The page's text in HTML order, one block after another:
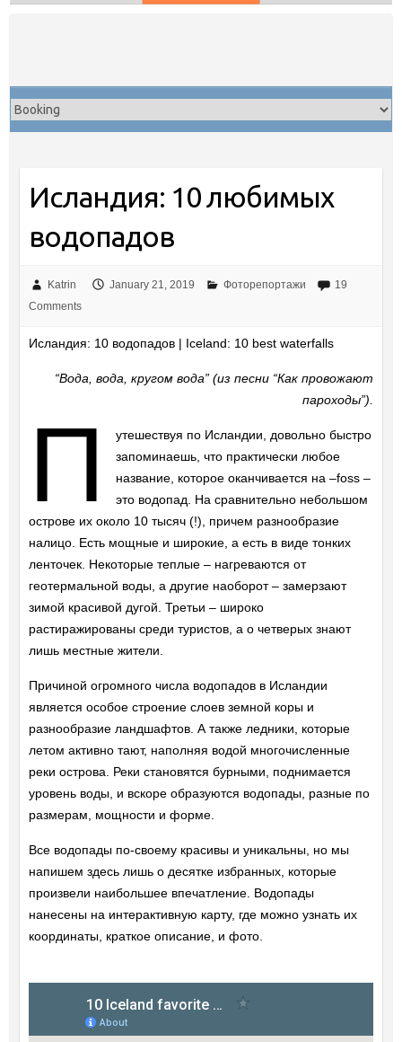
Исландия: 10 любимых
водопадов
Katrin January 21, 2019 Фоторепортажи
19
Comments
Исландия: 10 водопадов | Iceland: 10 best waterfalls
“Вода, вода, кругом вода” (из песни “Как провожают
пароходы”).
П
утешествуя по Исландии, довольно быстро
запоминаешь, что практически любое
название, которое оканчивается на –foss –
это водопад. На сравнительно небольшом
острове их около 10 тысяч (!), причем разнообразие
налицо. Есть мощные и широкие, а есть в виде тонких
ленточек. Некоторые теплые – нагреваются от
геотермальной воды, а другие наоборот – замерзают
зимой красивой дугой. Третьи – широко
растиражированы среди туристов, а о четверых знают
лишь местные жители.
Причиной огромного числа водопадов в Исландии
является особое строение слоев земной коры и
разнообразие ландшафтов. А также ледники, которые
летом активно тают, наполняя водой многочисленные
реки острова. Реки становятся бурными, поднимается
уровень воды, и вскоре образуются водопады, разные по
размерам, мощности и форме.
Все водопады по-своему красивы и уникальны, но мы
напишем здесь лишь о десятке избранных, которые
произвели наибольшее впечатление. Водопады
нанесены на интерактивную карту, где можно узнать их
координаты, краткое описание, и фото.